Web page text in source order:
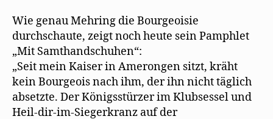
Wie genau Mehring die Bourgeoisie
durchschaute, zeigt noch heute sein Pamphlet
„Mit Samthandschuhen“:
„Seit mein Kaiser in Amerongen sitzt, kräht
kein Bourgeois nach ihm, der ihn nicht täglich
absetzte. Der Königsstürzer im Klubsessel und
Heil-dir-im-Siegerkranz auf der